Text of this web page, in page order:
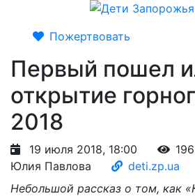
Пожертвовать
Первый пошел
открытие
2018
19 июля 2018, 18:00
Юлия Павлова
deti.zp.ua
Небольшой рассказ о том, как